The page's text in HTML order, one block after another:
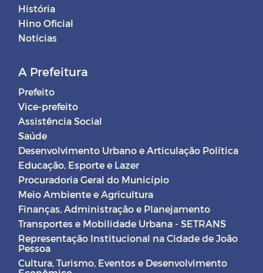
História
Hino Oficial
Notícias
A Prefeitura
Prefeito
Vice-prefeito
Assistência Social
Saúde
Desenvolvimento Urbano e Articulação Política
Educação, Esporte e Lazer
Procuradoria Geral do Município
Meio Ambiente e Agricultura
Finanças, Administração e Planejamento
Transportes e Mobilidade Urbana - SETRANS
Representação Institucional na Cidade de João
Pessoa
Cultura, Turismo, Eventos e Desenvolvimento